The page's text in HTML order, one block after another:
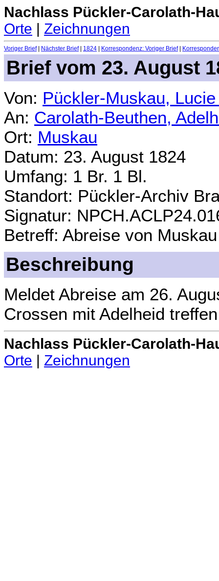
Nachlass Pückler-Carolath-
Orte | Zeichnungen
Voriger Brief| Nächster Brief| 1824 Korrespondenz: Voriger Brief|
Brief vom 23. August
Von: Pückler-Muskau,
An: Carolath-Beuthen,
Ort: Muskau
Datum: 23. August 1824
Umfang: 1 Br. 1 Bl.
Standort: Pückler-Archiv
Signatur:
Betreff: Abreise von Muskau
Beschreibung
Meldet Abreise am 26.
Crossen mit Adelheid
Nachlass Pückler-Carolath-
Orte | Zeichnungen